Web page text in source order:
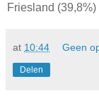
Friesland
at 10:44 Geen
Delen